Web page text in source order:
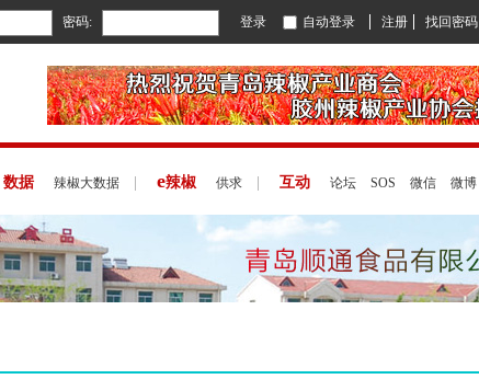
密码: 自动登录
登录 注册 找回密码
数据 辣椒大数据 e辣椒 供求 互动 论坛 SOS 微信 微博